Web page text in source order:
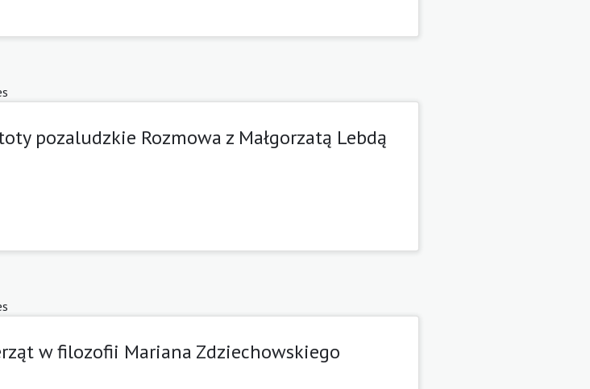
pozaludzkie Rozmowa z Małgorzatą Lebdą
w filozofii Mariana Zdziechowskiego